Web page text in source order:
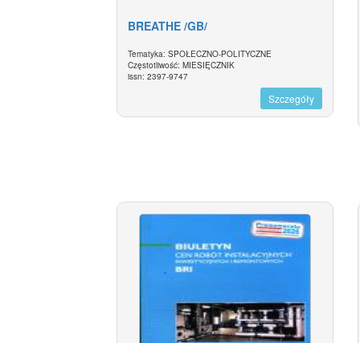
BREATHE /GB/
Tematyka: SPOŁECZNO-POLITYCZNE
Częstotliwość: MIESIĘCZNIK
issn: 2397-9747
Szczegóły